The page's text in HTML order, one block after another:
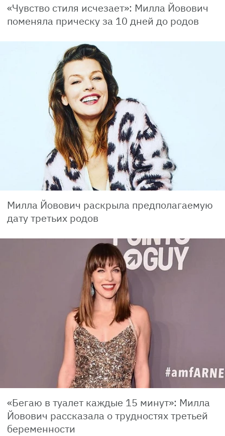
«Чувство стиля исчезает»: Милла Йовович
поменяла прическу за 10 дней до родов
Милла Йовович раскрыла предполагаемую
дату третьих родов
«Бегаю в туалет каждые 15 минут»: Милла
Йовович рассказала о трудностях третьей
беременности